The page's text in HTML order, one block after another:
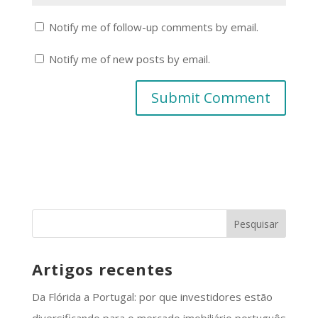
Notify me of follow-up comments by email.
Notify me of new posts by email.
Artigos recentes
Da Flórida a Portugal: por que investidores estão